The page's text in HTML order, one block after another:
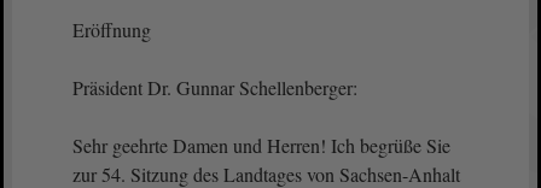
Eröffnung
Präsident Dr. Gunnar Schellenberger:
Sehr geehrte Damen und Herren! Ich begrüße Sie
zur 54. Sitzung des Landtages von Sachsen-Anhalt